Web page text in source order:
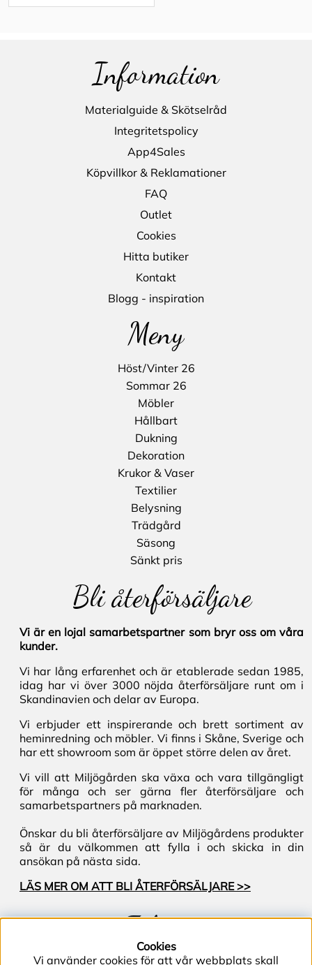
Information
Materialguide & Skötselråd
Integritetspolicy
App4Sales
Köpvillkor & Reklamationer
FAQ
Outlet
Cookies
Hitta butiker
Kontakt
Blogg - inspiration
Meny
Höst/Vinter 26
Sommar 26
Möbler
Hållbart
Dukning
Dekoration
Krukor & Vaser
Textilier
Belysning
Trädgård
Säsong
Sänkt pris
Bli återförsäljare
Vi är en lojal samarbetspartner som bryr oss om våra
kunder.
Vi har lång erfarenhet och är etablerade sedan 1985,
idag har vi över 3000 nöjda återförsäljare runt om i
Skandinavien och delar av Europa.
Vi erbjuder ett inspirerande och brett sortiment av
heminredning och möbler. Vi finns i Skåne, Sverige och
har ett showroom som är öppet större delen av året.
Vi vill att Miljögården ska växa och vara tillgängligt
för många och ser gärna fler återförsäljare och
samarbetspartners på marknaden.
Önskar du bli återförsäljare av Miljögårdens produkter
så är du välkommen att fylla i och skicka in din
ansökan på nästa sida.
LÄS MER OM ATT BLI ÅTERFÖRSÄLJARE >>
Följ oss
Cookies
Vi använder cookies för att vår webbplats skall